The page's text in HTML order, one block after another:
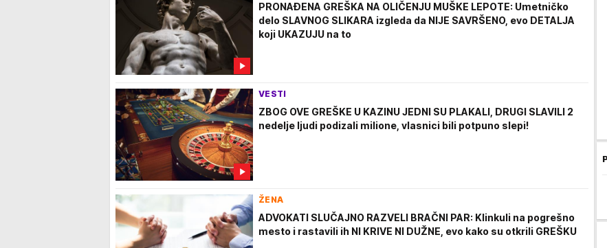
PRONAĐENA GREŠKA NA OLIČENJU MUŠKE LEPOTE: Umetničko
delo SLAVNOG SLIKARA izgleda da NIJE SAVRŠENO, evo DETALJA
koji UKAZUJU na to
VESTI
ZBOG OVE GREŠKE U KAZINU JEDNI SU PLAKALI, DRUGI SLAVILI 2
nedelje ljudi podizali milione, vlasnici bili potpuno slepi!
ŽENA
ADVOKATI SLUČAJNO RAZVELI BRAČNI PAR: Klinkuli na pogrešno
mesto i rastavili ih NI KRIVE NI DUŽNE, evo kako su otkrili GREŠKU